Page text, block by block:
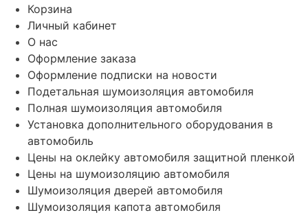
Корзина
Личный кабинет
О нас
Оформление заказа
Оформление подписки на новости
Подетальная шумоизоляция автомобиля
Полная шумоизоляция автомобиля
Установка дополнительного оборудования в
автомобиль
Цены на оклейку автомобиля защитной пленкой
Цены на шумоизоляцию автомобиля
Шумоизоляция дверей автомобиля
Шумоизоляция капота автомобиля